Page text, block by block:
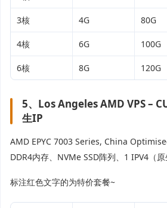
3核 4G 80G
4核 6G 100G
6核 8G 120G
5、Los Angeles AMD VPS –
生IP
AMD EPYC 7003 Series, China
DDR4内存、NVMe SSD阵列、1 IPV4（原
标注红色文字的为特价套餐~